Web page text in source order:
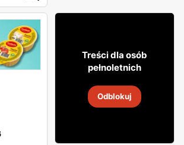
2999
18 sie 2026
Treści dla osób
pełnoletnich
Odblokuj